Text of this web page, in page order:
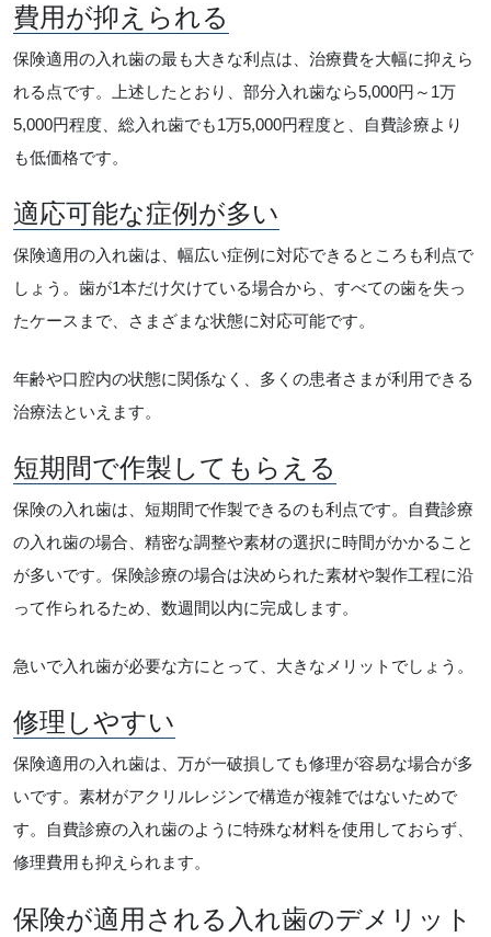
費用が抑えられる
保険適用の入れ歯の最も大きな利点は、治療費を大幅に抑えら
れる点です。上述したとおり、部分入れ歯なら5,000円～1万
5,000円程度、総入れ歯でも1万5,000円程度と、自費診療より
も低価格です。
適応可能な症例が多い
保険適用の入れ歯は、幅広い症例に対応できるところも利点で
しょう。歯が1本だけ欠けている場合から、すべての歯を失っ
たケースまで、さまざまな状態に対応可能です。
年齢や口腔内の状態に関係なく、多くの患者さまが利用できる
治療法といえます。
短期間で作製してもらえる
保険の入れ歯は、短期間で作製できるのも利点です。自費診療
の入れ歯の場合、精密な調整や素材の選択に時間がかかること
が多いです。保険診療の場合は決められた素材や製作工程に沿
って作られるため、数週間以内に完成します。
急いで入れ歯が必要な方にとって、大きなメリットでしょう。
修理しやすい
保険適用の入れ歯は、万が一破損しても修理が容易な場合が多
いです。素材がアクリルレジンで構造が複雑ではないためで
す。自費診療の入れ歯のように特殊な材料を使用しておらず、
修理費用も抑えられます。
保険が適用される入れ歯のデメリット